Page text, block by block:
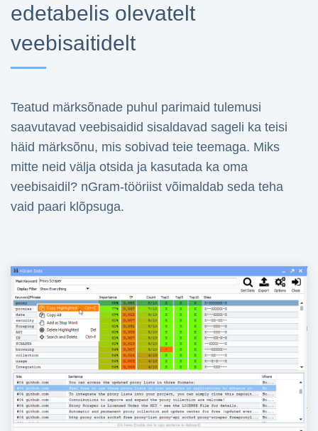
edetabelis olevatelt
veebisaitidelt
Teatud märksõnade puhul parimaid tulemusi
saavutavad veebisaidid sisaldavad sageli ka teisi
häid märksõnu, mis sobivad teie teemaga. Miks
mitte neid välja otsida ja kasutada ka oma
veebisaidil? nGram-tööriist võimaldab seda teha
vaid paari klõpsuga.